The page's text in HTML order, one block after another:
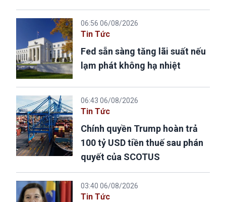
06:56 06/08/2026
Tin Tức
Fed sẵn sàng tăng lãi suất nếu
lạm phát không hạ nhiệt
06:43 06/08/2026
Tin Tức
Chính quyền Trump hoàn trả
100 tỷ USD tiền thuế sau phán
quyết của SCOTUS
03:40 06/08/2026
Tin Tức